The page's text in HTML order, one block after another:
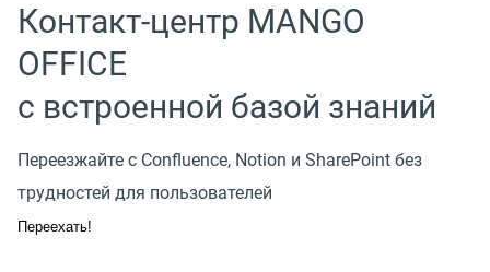
Контакт-центр MANGO
OFFICE
с встроенной базой знаний
Переезжайте с Confluence, Notion и SharePoint без
трудностей для пользователей
Переехать!